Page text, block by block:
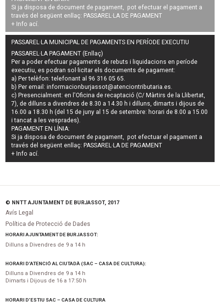
Si ja disposa de document de pagament, pot efectuar el pagament a
través del següent enllaç: PASSAREL·LA DE PAGAMENT
+ Info ací.
PASSAREL·LA MUNICIPAL DE PAGAMENTS EN PERÍODE EXECUTIU
PASSAREL·LA PAGAMENT (Enllaç)
Per a poder efectuar pagaments derebuts i liquidacions en període
executiu, es podran sol·licitar els documents de pagament:
a) Per telèfon: telefonant al 96 316 05 65.
b) Per email:informacionburjassot@atenciontributaria.es.
c) Presencialment: en l'Oficina de recaptació (C/ Màrtirs de la Llibertat,
7), de dilluns a divendres de 8.30 a 14.30 h i dilluns, dimarts i dijous de
16.00 a 18.30 h (del 15 de juny al 15 de setembre: horari de 8.00 a 15.00
i tancat a les vesprades).
PAGAMENT EN LÍNIA:
Si ja disposa de document de pagament, pot efectuar el pagament a
través del següent enllaç: PASSAREL·LA DE PAGAMENT
+ Info ací.
© NNTT AJUNTAMENT DE BURJASSOT, 2017
Avís Legal
Política de Protecció de Dades
HORARI AJUNTAMENT DE BURJASSOT:
Dilluns a Divendres de 9 a 14 h
HORARI D’ATENCIÓ AL CIUTADÀ (SAC – CASA DE CULTURA):
Dilluns a Divendres de 9 a 14 h
Dimarts i Dijous de 16 a 17:50 h
HORARI D’ESTIU SAC – CASA DE CULTURA